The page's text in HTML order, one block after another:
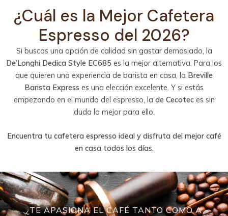
¿Cuál es la Mejor Cafetera
Espresso del 2026?
Si buscas una opción de calidad sin gastar demasiado, la
De’Longhi Dedica Style EC685 es la mejor alternativa. Para los
que quieren una experiencia de barista en casa, la Breville
Barista Express es una elección excelente. Y si estás
empezando en el mundo del espresso, la de Cecoteces sin
duda la mejor para ello.
Encuentra tu cafetera espresso ideal y disfruta del mejor café
en casa todos los días.
¿TE APASIONA EL CAFÉ TANTO COMO A